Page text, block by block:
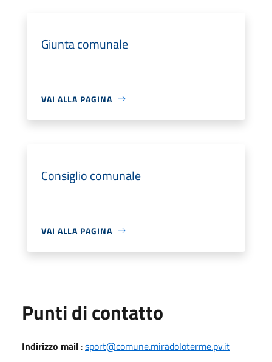
Giunta comunale
VAI ALLA PAGINA
Consiglio comunale
VAI ALLA PAGINA
Punti di contatto
Indirizzo mail :sport@comune.miradoloterme.pv.it